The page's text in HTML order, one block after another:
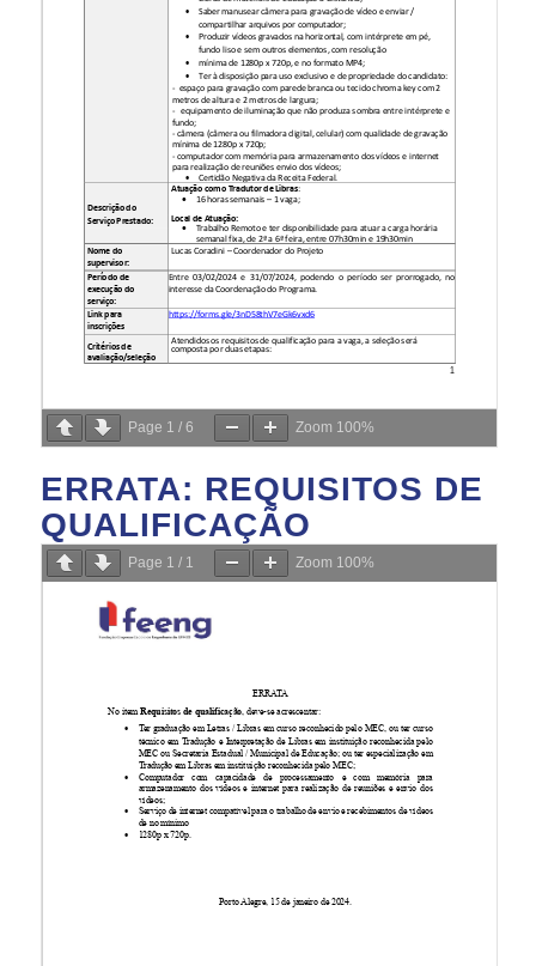
Page 1 / 6 Zoom 100%
ERRATA: REQUISITOS DE
QUALIFICAÇÃO
Page 1 / 1 Zoom 100%